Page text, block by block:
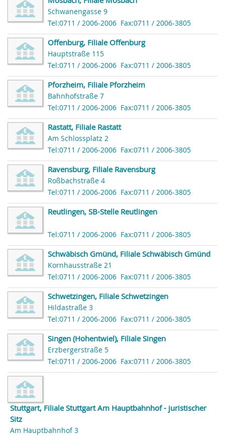
Schwanengasse 9
Tel:0711 / 2006-2006 Fax:0711 / 2006-3805
Offenburg, Filiale Offenburg
Hauptstraße 115
Tel:0711 / 2006-2006 Fax:0711 / 2006-3805
Pforzheim, Filiale Pforzheim
Bahnhofstraße 7
Tel:0711 / 2006-2006 Fax:0711 / 2006-3805
Rastatt, Filiale Rastatt
Am Schlossplatz 2
Tel:0711 / 2006-2006 Fax:0711 / 2006-3805
Ravensburg, Filiale Ravensburg
Roßbachstraße 4
Tel:0711 / 2006-2006 Fax:0711 / 2006-3805
Reutlingen, SB-Stelle Reutlingen
Tel:0711 / 2006-2006 Fax:0711 / 2006-3805
Schwäbisch Gmünd, Filiale Schwäbisch Gmünd
Kornhausstraße 21
Tel:0711 / 2006-2006 Fax:0711 / 2006-3805
Schwetzingen, Filiale Schwetzingen
Hildastraße 3
Tel:0711 / 2006-2006 Fax:0711 / 2006-3805
Singen (Hohentwiel), Filiale Singen
Erzbergerstraße 5
Tel:0711 / 2006-2006 Fax:0711 / 2006-3805
Stuttgart, Filiale Stuttgart Am Hauptbahnhof - juristischer
Sitz
Am Hauptbahnhof 3